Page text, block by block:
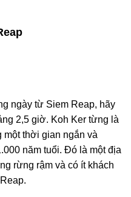
ngày từ Siem Reap, hãy
2,5 giờ. Koh Ker từng là
một thời gian ngắn và
năm tuổi. Đó là một địa
rừng rậm và có ít khách